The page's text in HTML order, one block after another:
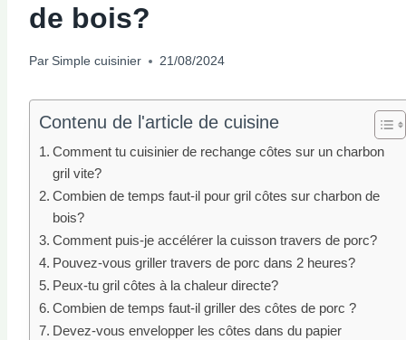
de bois?
Par Simple cuisinier 21/08/2024
Contenu de l'article de cuisine
Comment tu cuisinier de rechange côtes sur un charbon
gril vite?
Combien de temps faut-il pour gril côtes sur charbon de
bois?
Comment puis-je accélérer la cuisson travers de porc?
Pouvez-vous griller travers de porc dans 2 heures?
Peux-tu gril côtes à la chaleur directe?
Combien de temps faut-il griller des côtes de porc ?
Devez-vous envelopper les côtes dans du papier